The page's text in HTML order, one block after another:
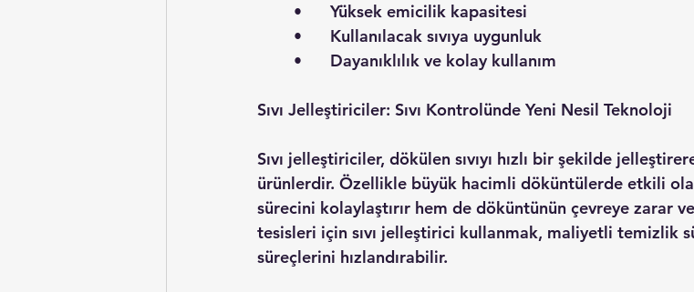
	•	Yüksek emicilik kapasitesi
	•	Kullanılacak sıvıya uygunluk
	•	Dayanıklılık ve kolay kullanım
Sıvı Jelleştiriciler: Sıvı Kontrolünde Yeni Nesil Teknoloji
Sıvı jelleştiriciler, dökülen sıvıyı hızlı bir şekilde
ürünlerdir. Özellikle büyük hacimli döküntülerde etkili
sürecini kolaylaştırır hem de döküntünün çevreye zarar
tesisleri için sıvı jelleştirici kullanmak, maliyetli temizlik
süreçlerini hızlandırabilir.